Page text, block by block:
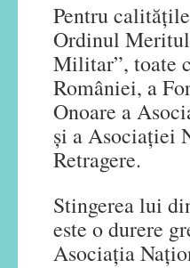
Pentru
Ordinul
Militar”, toate
României, a
Onoare a
şi a Asociaţiei
Retragere.
Stingerea lui
este o durere
Asociaţia